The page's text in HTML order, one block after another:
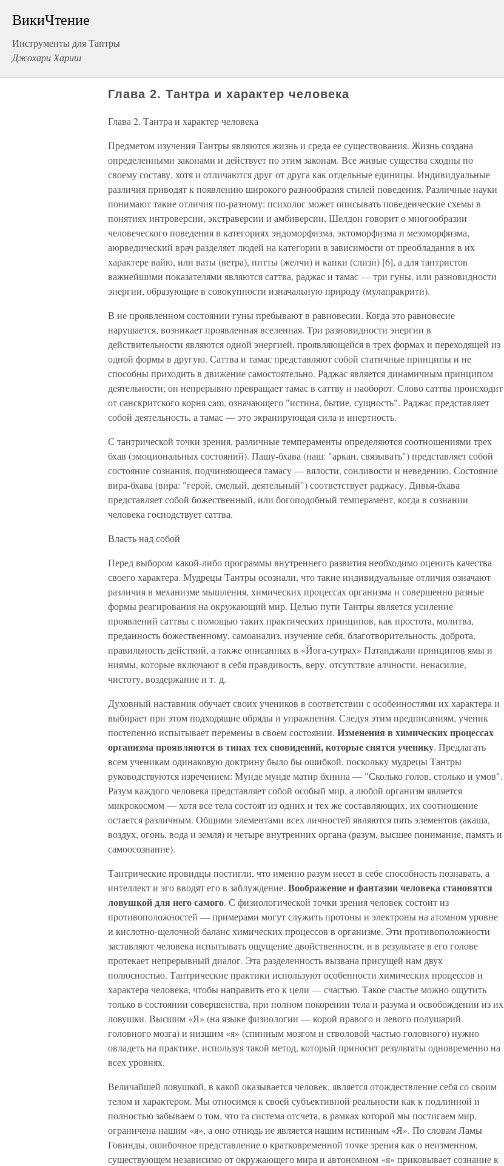
ВикиЧтение
Инструменты для Тантры
Джохари Хариш
Глава 2. Тантра и характер человека
Глава 2. Тантра и характер человека
Предметом изучения Тантры являются жизнь и среда ее существования. Жизнь создана
определенными законами и действует по этим законам. Все живые существа сходны по
своему составу, хотя и отличаются друг от друга как отдельные единицы. Индивидуальные
различия приводят к появлению широкого разнообразия стилей поведения. Различные науки
понимают такие отличия по-разному: психолог может описывать поведенческие схемы в
понятиях интроверсии, экстраверсии и амбиверсии, Шелдон говорит о многообразии
человеческого поведения в категориях эндоморфизма, эктоморфизма и мезоморфизма,
аюрведический врач разделяет людей на категории в зависимости от преобладания в их
характере вайю, или ваты (ветра), питты (желчи) и капки (слизи) [6], а для тантристов
важнейшими показателями являются саттва, раджас и тамас — три гуны, или разновидности
энергии, образующие в совокупности изначальную природу (мулапракрити).
В не проявленном состоянии гуны пребывают в равновесии. Когда это равновесие
нарушается, возникает проявленная вселенная. Три разновидности энергии в
действительности являются одной энергией, проявляющейся в трех формах и переходящей из
одной формы в другую. Саттва и тамас представляют собой статичные принципы и не
способны приходить в движение самостоятельно. Раджас является динамичным принципом
деятельности; он непрерывно превращает тамас в саттву и наоборот. Слово саттва происходит
от санскритского корня cam, означающего "истина, бытие, сущность". Раджас представляет
собой деятельность, а тамас — это экранирующая сила и инертность.
С тантрической точки зрения, различные темпераменты определяются соотношениями трех
бхав (эмоциональных состояний). Пашу-бхава (наш: "аркан, связывать") представляет собой
состояние сознания, подчиняющееся тамасу — вялости, сонливости и неведению. Состояние
вира-бхава (вира: "герой, смелый, деятельный") соответствует раджасу. Дивья-бхава
представляет собой божественный, или богоподобный темперамент, когда в сознании
человека господствует саттва.
Власть над собой
Перед выбором какой-либо программы внутреннего развития необходимо оценить качества
своего характера. Мудрецы Тантры осознали, что такие индивидуальные отличия означают
различия в механизме мышления, химических процессах организма и совершенно разные
формы реагирования на окружающий мир. Целью пути Тантры является усиление
проявлений саттвы с помощью таких практических принципов, как простота, молитва,
преданность божественному, самоанализ, изучение себя, благотворительность, доброта,
правильность действий, а также описанных в «Йога-сутрах» Патанджали принципов ямы и
ниямы, которые включают в себя правдивость, веру, отсутствие алчности, ненасилие,
чистоту, воздержание и т. д.
Духовный наставник обучает своих учеников в соответствии с особенностями их характера и
выбирает при этом подходящие обряды и упражнения. Следуя этим предписаниям, ученик
постепенно испытывает перемены в своем состоянии. Изменения в химических процессах
организма проявляются в типах тех сновидений, которые снятся ученику. Предлагать
всем ученикам одинаковую доктрину было бы ошибкой, поскольку мудрецы Тантры
руководствуются изречением: Мунде мунде матир бхинна — "Сколько голов, столько и умов".
Разум каждого человека представляет собой особый мир, а любой организм является
микрокосмом — хотя все тела состоят из одних и тех же составляющих, их соотношение
остается различным. Общими элементами всех личностей являются пять элементов (акаша,
воздух, огонь, вода и земля) и четыре внутренних органа (разум, высшее понимание, память и
самоосознание).
Тантрические провидцы постигли, что именно разум несет в себе способность познавать, а
интеллект и эго вводят его в заблуждение. Воображение и фантазии человека становятся
ловушкой для него самого. С физиологической точки зрения человек состоит из
противоположностей — примерами могут служить протоны и электроны на атомном уровне
и кислотно-щелочной баланс химических процессов в организме. Эти противоположности
заставляют человека испытывать ощущение двойственности, и в результате в его голове
протекает непрерывный диалог. Эта разделенность вызвана присущей нам двух
полюсностью. Тантрические практики используют особенности химических процессов и
характера человека, чтобы направить его к цели — счастью. Такое счастье можно ощутить
только в состоянии совершенства, при полном покорении тела и разума и освобождении из их
ловушки. Высшим «Я» (на языке физиологии — корой правого и левого полушарий
головного мозга) и низшим «я» (спинным мозгом и стволовой частью головного) нужно
овладеть на практике, используя такой метод, который приносит результаты одновременно на
всех уровнях.
Величайшей ловушкой, в какой оказывается человек, является отождествление себя со своим
телом и характером. Мы относимся к своей субъективной реальности как к подлинной и
полностью забываем о том, что та система отсчета, в рамках которой мы постигаем мир,
ограничена нашим «я», а оно отнюдь не является нашим истинным «Я». По словам Ламы
Говинды, ошибочное представление о кратковременной точке зрения как о неизменном,
существующем независимо от окружающего мира и автономном «я» приковывает сознание к